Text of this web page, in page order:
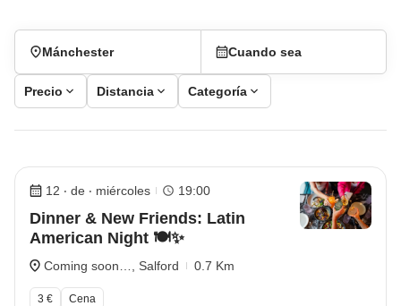
Mánchester Cuando sea
Precio Distancia Categoría
12 ‧ de ‧ miércoles 19:00
Dinner & New Friends: Latin
American Night 🍽️✨
Coming soon…, Salford 0.7 Km
3 € Cena